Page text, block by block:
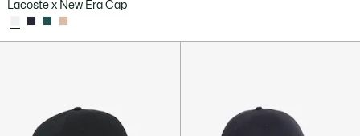
Lacoste x New Era Cap